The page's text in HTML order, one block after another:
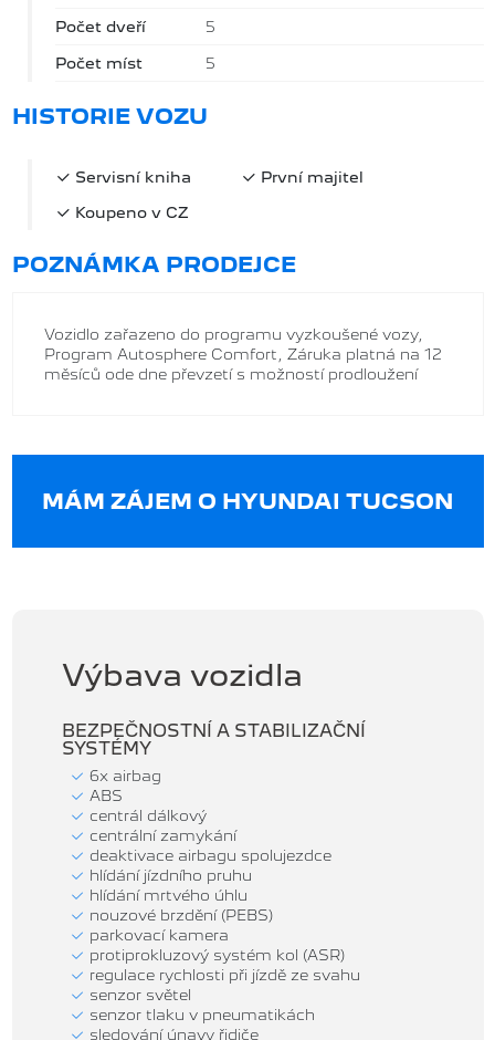
Výbava vozidla
BEZPEČNOSTNÍ A STABILIZAČNÍ
SYSTÉMY
6x airbag
ABS
centrál dálkový
centrální zamykání
deaktivace airbagu spolujezdce
hlídání jízdního pruhu
hlídání mrtvého úhlu
nouzové brzdění (PEBS)
parkovací kamera
protiprokluzový systém kol (ASR)
regulace rychlosti při jízdě ze svahu
senzor světel
senzor tlaku v pneumatikách
sledování únavy řidiče
Počet dveří 5
Počet míst 5
HISTORIE VOZU
Servisní kniha
První majitel
Koupeno v CZ
POZNÁMKA PRODEJCE
Vozidlo zařazeno do programu vyzkoušené vozy,
Program Autosphere Comfort, Záruka platná na 12
měsíců ode dne převzetí s možností prodloužení
MÁM ZÁJEM O HYUNDAI TUCSON